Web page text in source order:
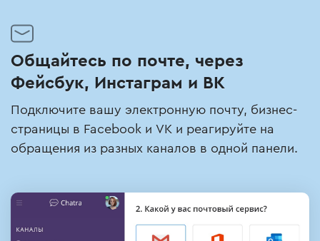
Общайтесь по почте, через
Фейсбук, Инстаграм и ВК
Подключите вашу электронную почту, бизнес-
страницы в Facebook и VK и реагируйте на
обращения из разных каналов в одной панели.